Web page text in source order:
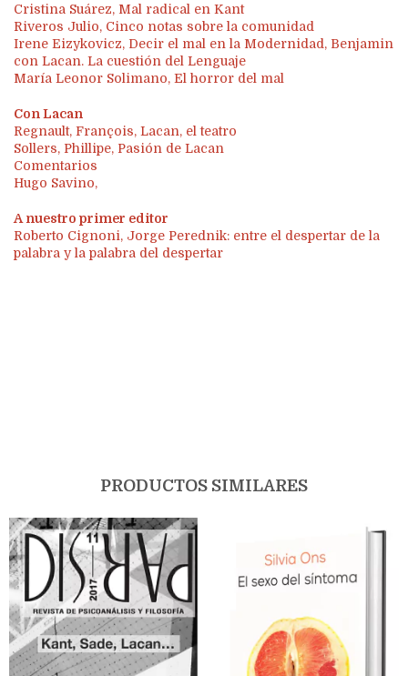
Cristina Suárez, Mal radical en Kant
Riveros Julio, Cinco notas sobre la comunidad
Irene Eizykovicz, Decir el mal en la Modernidad, Benjamin
con Lacan. La cuestión del Lenguaje
María Leonor Solimano, El horror del mal
Con Lacan
Regnault, François, Lacan, el teatro
Sollers, Phillipe, Pasión de Lacan
Comentarios
Hugo Savino,
A nuestro primer editor
Roberto Cignoni, Jorge Perednik: entre el despertar de la
palabra y la palabra del despertar
PRODUCTOS SIMILARES